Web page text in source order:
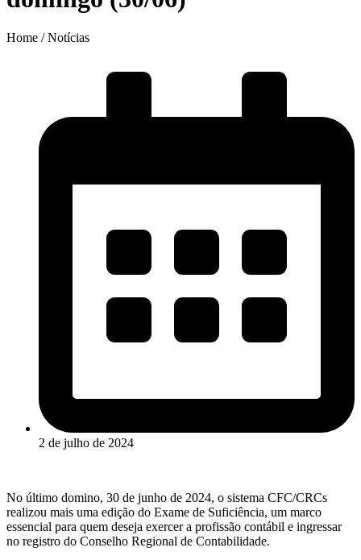
Home / Notícias
2 de julho de 2024
No último domino, 30 de junho de 2024, o sistema CFC/CRCs
realizou mais uma edição do Exame de Suficiência, um marco
essencial para quem deseja exercer a profissão contábil e ingressar
no registro do Conselho Regional de Contabilidade.